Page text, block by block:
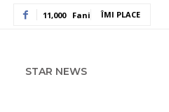
11,000 Fani ÎMI PLACE
STAR NEWS